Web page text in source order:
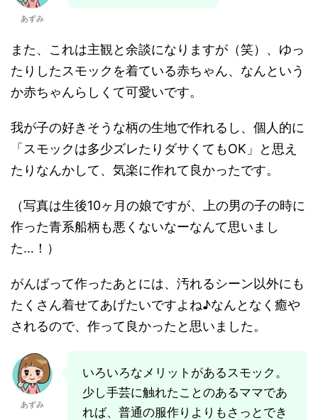
あずみ
また、これは主観と余談になりますが（笑）、ゆっ
たりしたスモックを着ている赤ちゃん、なんという
か赤ちゃんらしくて可愛いです。
我が子の好きそうな柄の生地で作れるし、個人的に
「スモックは多少ズレたりダサくてもOK」と思え
たりなんかして、気楽に作れて良かったです。
（写真は生後10ヶ月の娘ですが、上の男の子の時に
作った青系船柄も悪くないなーなんて思いまし
た…！）
がんばって作ったあとには、汚れるシーン以外にも
たくさん着せてあげたいですよね♪なんとなく癒や
されるので、作って良かったと思いました。
あずみ
いろいろなメリットがあるスモック。
少し手芸に触れたことのあるママであ
れば、普通の服作りよりもさっとでき